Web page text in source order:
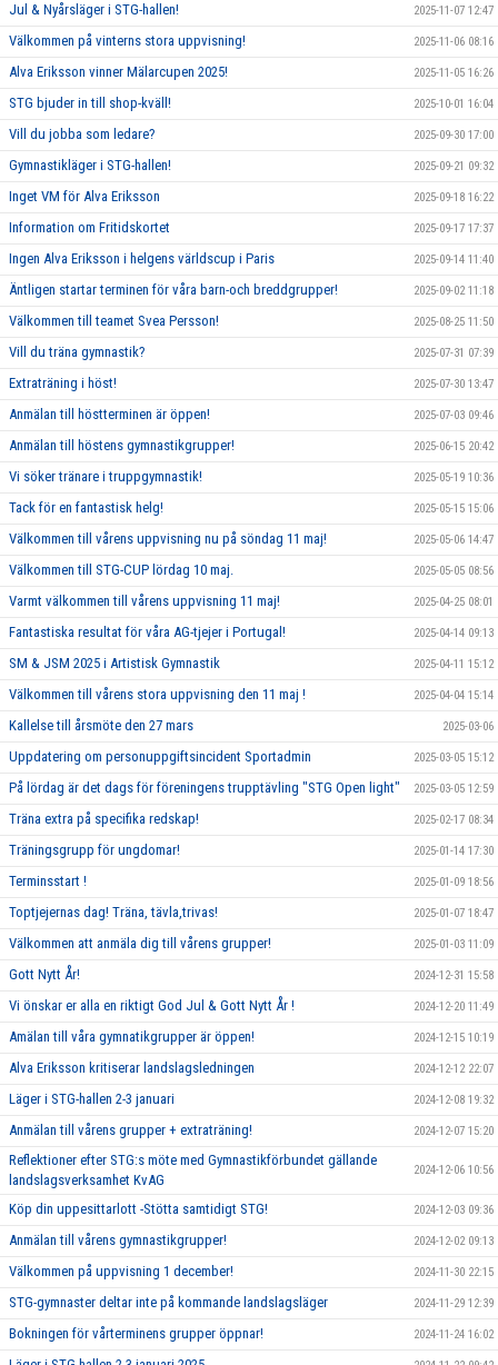
Jul & Nyårsläger i STG-hallen! 2025-11-07 12:47
Välkommen på vinterns stora uppvisning! 2025-11-06 08:16
Alva Eriksson vinner Mälarcupen 2025! 2025-11-05 16:26
STG bjuder in till shop-kväll! 2025-10-01 16:04
Vill du jobba som ledare? 2025-09-30 17:00
Gymnastikläger i STG-hallen! 2025-09-21 09:32
Inget VM för Alva Eriksson 2025-09-18 16:22
Information om Fritidskortet 2025-09-17 17:37
Ingen Alva Eriksson i helgens världscup i Paris 2025-09-14 11:40
Äntligen startar terminen för våra barn-och breddgrupper! 2025-09-02 11:18
Välkommen till teamet Svea Persson! 2025-08-25 11:50
Vill du träna gymnastik? 2025-07-31 07:39
Extraträning i höst! 2025-07-30 13:47
Anmälan till höstterminen är öppen! 2025-07-03 09:46
Anmälan till höstens gymnastikgrupper! 2025-06-15 20:42
Vi söker tränare i truppgymnastik! 2025-05-19 10:36
Tack för en fantastisk helg! 2025-05-15 15:06
Välkommen till vårens uppvisning nu på söndag 11 maj! 2025-05-06 14:47
Välkommen till STG-CUP lördag 10 maj. 2025-05-05 08:56
Varmt välkommen till vårens uppvisning 11 maj! 2025-04-25 08:01
Fantastiska resultat för våra AG-tjejer i Portugal! 2025-04-14 09:13
SM & JSM 2025 i Artistisk Gymnastik 2025-04-11 15:12
Välkommen till vårens stora uppvisning den 11 maj ! 2025-04-04 15:14
Kallelse till årsmöte den 27 mars 2025-03-06
Uppdatering om personuppgiftsincident Sportadmin 2025-03-05 15:12
På lördag är det dags för föreningens trupptävling "STG Open light" 2025-03-05 12:59
Träna extra på specifika redskap! 2025-02-17 08:34
Träningsgrupp för ungdomar! 2025-01-14 17:30
Terminsstart ! 2025-01-09 18:56
Toptjejernas dag! Träna, tävla,trivas! 2025-01-07 18:47
Välkommen att anmäla dig till vårens grupper! 2025-01-03 11:09
Gott Nytt År! 2024-12-31 15:58
Vi önskar er alla en riktigt God Jul & Gott Nytt År ! 2024-12-20 11:49
Amälan till våra gymnatikgrupper är öppen! 2024-12-15 10:19
Alva Eriksson kritiserar landslagsledningen 2024-12-12 22:07
Läger i STG-hallen 2-3 januari 2024-12-08 19:32
Anmälan till vårens grupper + extraträning! 2024-12-07 15:20
Reflektioner efter STG:s möte med Gymnastikförbundet gällande
landslagsverksamhet KvAG
2024-12-06 10:56
Köp din uppesittarlott -Stötta samtidigt STG! 2024-12-03 09:36
Anmälan till vårens gymnastikgrupper! 2024-12-02 09:13
Välkommen på uppvisning 1 december! 2024-11-30 22:15
STG-gymnaster deltar inte på kommande landslagsläger 2024-11-29 12:39
Bokningen för vårterminens grupper öppnar! 2024-11-24 16:02